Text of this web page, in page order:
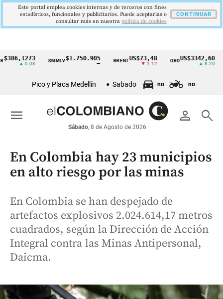
Cintillo
económicos
Colombia
▲ 0.03
SMMLV$1.750.905 BRENT US$73,48
▼ 1.12
ORO US$3342,60
Pico y Placa Medellín Sabado no no
person search
Sábado, 8 de Agosto de 2026
menu
En Colombia hay 23 municipios
en alto riesgo por las minas
En Colombia se han despejado de
artefactos explosivos 2.024.614,17 metros
cuadrados, según la Dirección de Acción
Integral contra las Minas Antipersonal,
Daicma.
Este portal emplea cookies internas y de terceros con fines
estadísticos, funcionales y publicitarios. Puede aceptarlas o
consultar más en nuestra politica de cookies
CONTINUAR